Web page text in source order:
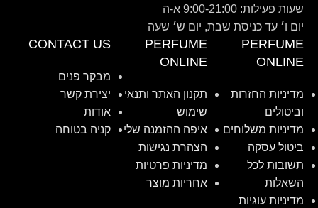
שעות פעילות: 9:00-21:00 א-ה
יום ו׳ עד כניסת שבת, יום ש׳ שעה
PERFUME
ONLINE
מדיניות החזרות
וביטולים
מדיניות משלוחים
ביטול עסקה
תשובות לכל
השאלות
מדיניות עוגיות
PERFUME
ONLINE
תקנון האתר ותנאי
שימוש
איפה ההזמנה שלי
הצהרת נגישות
מדיניות פרטיות
אחריות מוצר
CONTACT US
מבקר פנים
יצירת קשר
אודות
קניה בטוחה